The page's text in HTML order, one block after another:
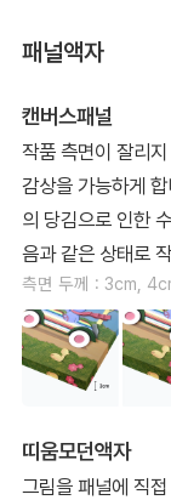
패널액자
캔버스패널
작품 측면이 잘리
감상을 가능하게
의 당김으로 인한
음과 같은 상태로
측면 두께 : 3cm,
띠움모던액자
그림을 패널에 직